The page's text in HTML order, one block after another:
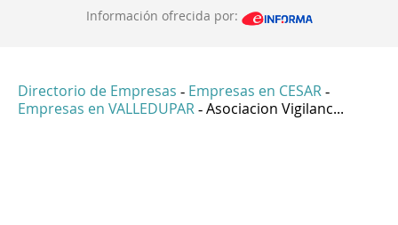
Información ofrecida por:
Directorio de Empresas - Empresas en CESAR -
Empresas en VALLEDUPAR - Asociacion Vigilanc...